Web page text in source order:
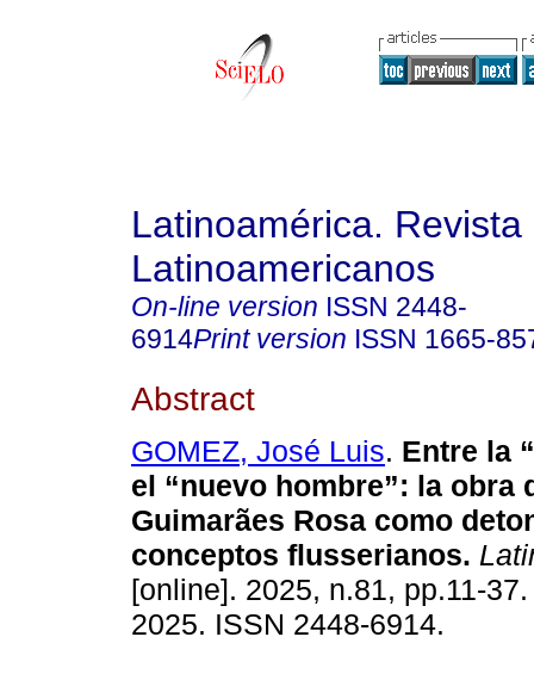
Latinoamérica.
Latinoamericanos
On-line version ISSN 2448-
6914Print version ISSN 1665-
Abstract
GOMEZ, José Luis. Entre la
el “nuevo hombre”: la obra
Guimarães Rosa como
conceptos flusserianos.
[online]. 2025, n.81, pp.11-
2025. ISSN 2448-6914.